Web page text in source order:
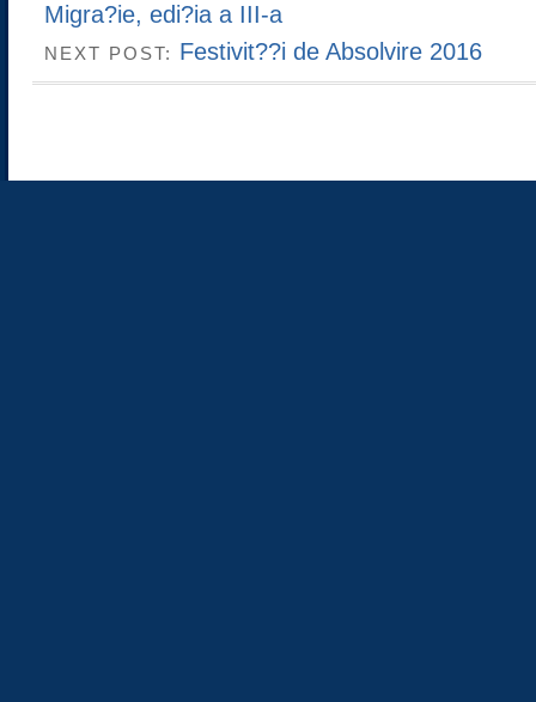
Migra?ie, edi?ia a III-a
NEXT POST: Festivit??i de Absolvire 2016